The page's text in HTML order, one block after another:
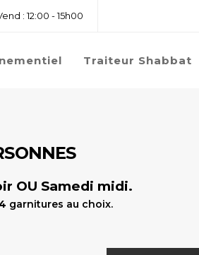
: 12:00 - 15h00
Traiteur Shabbat
OU Samedi midi.
garnitures au choix.